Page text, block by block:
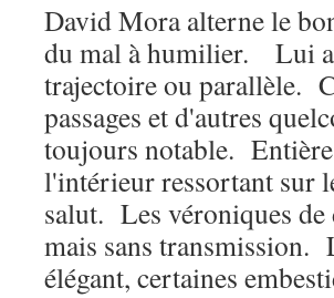
David Mora alterne le
du mal à humilier. Lui
trajectoire ou parallèle.
passages et d'autres
toujours notable. Entière
l'intérieur ressortant sur
salut. Les véroniques de
mais sans transmission.
élégant, certaines